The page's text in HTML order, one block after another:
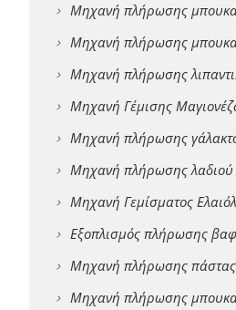
Μηχανή πλήρωσης
Μηχανή πλήρωσης
Μηχανή πλήρωσης
Μηχανή Γέμισης
Μηχανή πλήρωσης
Μηχανή πλήρωσης λαδιού
Μηχανή Γεμίσματος
Εξοπλισμός πλήρωσης
Μηχανή πλήρωσης πάστας
Μηχανή πλήρωσης